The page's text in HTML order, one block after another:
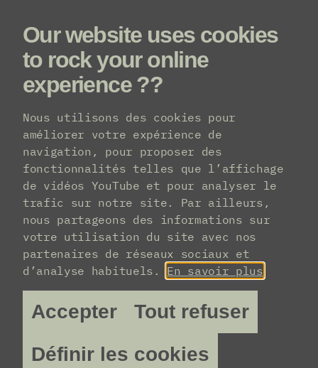
Menu
Our website uses cookies
to rock your online
experience ??
Nous utilisons des cookies pour
améliorer votre expérience de
navigation, pour proposer des
fonctionnalités telles que l’affichage
de vidéos YouTube et pour analyser le
trafic sur notre site. Par ailleurs,
nous partageons des informations sur
votre utilisation du site avec nos
partenaires de réseaux sociaux et
d’analyse habituels. En savoir plus
Accepter
Tout refuser
Définir les cookies